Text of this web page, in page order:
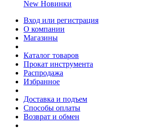
New Новинки
Вход или регистрация
О компании
Магазины
Каталог товаров
Прокат инструмента
Распродажа
Избранное
Доставка и подъем
Способы оплаты
Возврат и обмен